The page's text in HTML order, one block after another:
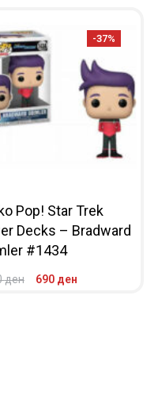
-37%
Pop! Star Trek
Decks – Bradward
#1434
ден 690 ден